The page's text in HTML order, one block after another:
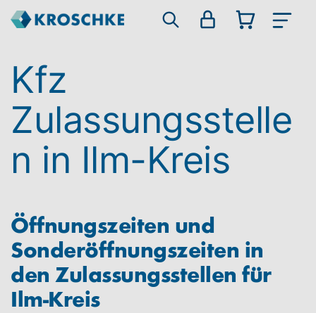
Kfz
Zulassungsstelle
n in Ilm-Kreis
Öffnungszeiten und
Sonderöffnungszeiten in
den Zulassungsstellen für
Ilm-Kreis